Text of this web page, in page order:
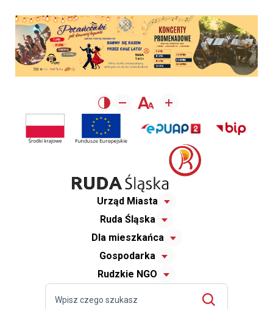
Urząd Miasta
Ruda Śląska
Dla mieszkańca
Gospodarka
Rudzkie NGO